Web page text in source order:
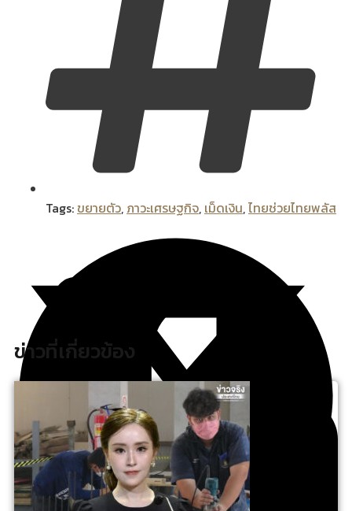
Tags: ขยายตัว, ภาวะเศรษฐกิจ, เม็ดเงิน,ไทยช่วยไทยพลัส
ข่าวที่เกี่ยวข้อง